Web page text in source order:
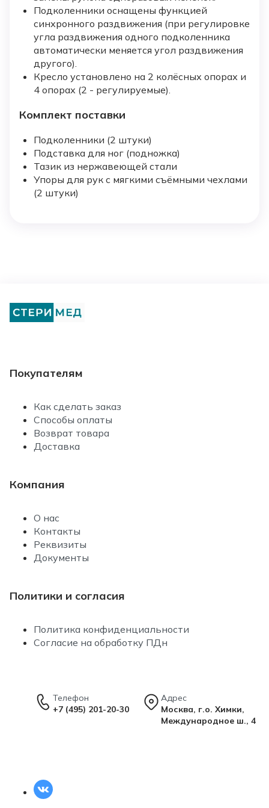
Подколенники оснащены функцией
синхронного раздвижения (при регулировке
угла раздвижения одного подколенника
автоматически меняется угол раздвижения
другого).
Кресло установлено на 2 колёсных опорах и
4 опорах (2 - регулируемые).
Комплект поставки
Подколенники (2 штуки)
Подставка для ног (подножка)
Тазик из нержавеющей стали
Упоры для рук с мягкими съёмными чехлами
(2 штуки)
Покупателям
Как сделать заказ
Способы оплаты
Возврат товара
Доставка
Компания
О нас
Контакты
Реквизиты
Документы
Политики и согласия
Политика конфиденциальности
Согласие на обработку ПДн
Телефон
+7 (495) 201-20-30
Адрес
Москва, г.о. Химки,
Международное ш., 4